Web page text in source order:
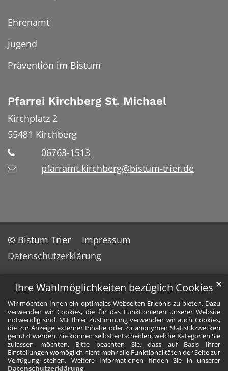
Ihre Wahlmöglichkeiten bezüglich Cookies
Wir möchten Ihnen ein optimales Webseiten-Erlebnis zu bieten. Dazu
verwenden wir Cookies, die für das Funktionieren unserer Website
notwendig sind. Mit Ihrer Zustimmung verwenden wir auch Cookies,
die zur Anzeige externer Inhalte oder zu anonymen Statistikzwecken
genutzt werden. Sie können selbst entscheiden, welche Kategorien Sie
zulassen möchten. Bitte beachten Sie, dass auf Basis Ihrer
Einstellungen womöglich nicht mehr alle Funktionalitäten der Seite zur
Verfügung stehen. Weitere Informationen finden Sie in unserer
Datenschutzerklärung.
✕
Ehrenamt
Jugend
Prävention im Bistum
Pfarrei Kirchberg St. Michael
Kirchplatz 2
55481 Kirchberg
06763-1513
pfarramt.kirchberg@bistum-trier.de
© Bistum Trier
Impressum
Datenschutzerklärung